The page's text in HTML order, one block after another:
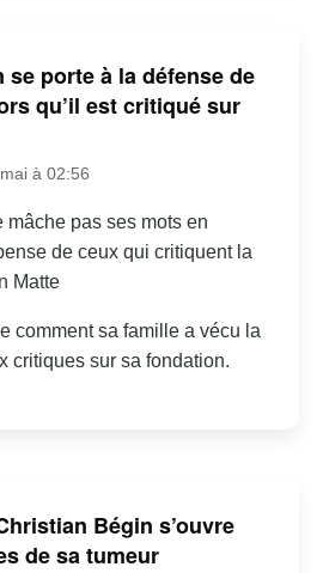
porte à la défense de
qu’il est critiqué sur
à 02:56
pas ses mots en
de ceux qui critiquent la
Matte
comment sa famille a vécu la
critiques sur sa fondation.
Bégin s’ouvre
de sa tumeur